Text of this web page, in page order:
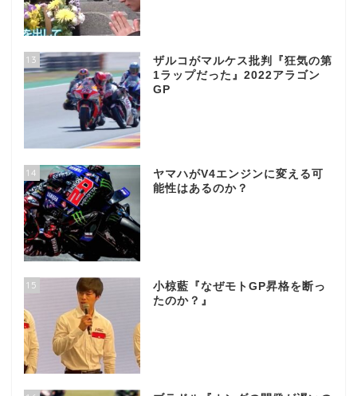
13
ザルコがマルケス批判『狂気の第
1ラップだった』2022アラゴン
GP
14
ヤマハがV4エンジンに変える可
能性はあるのか？
15
小椋藍『なぜモトGP昇格を断っ
たのか？』